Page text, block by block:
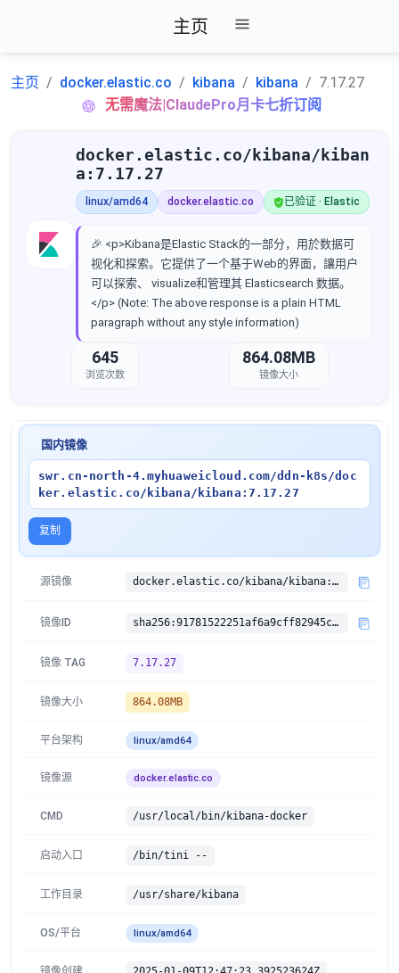
主页
主页 docker.elastic.co kibana kibana
7.17.27
无需魔法|ClaudePro月卡七折订阅
docker.elastic.co/kibana/kiban
a:7.17.27
linux/amd64 docker.elastic.co 已验证 · Elastic
🎉 <p>Kibana是Elastic Stack的一部分，用於数据可
视化和探索。它提供了一个基于Web的界面，讓用户
可以探索、 visualize和管理其 Elasticsearch 数据。
</p> (Note: The above response is a plain HTML
paragraph without any style information)
645
浏览次数
864.08MB
镜像大小
国内镜像
swr.cn-north-4.myhuaweicloud.com/ddn-k8s/doc
ker.elastic.co/kibana/kibana:7.17.27
复制
源镜像 docker.elastic.co/kibana/kibana:7.17.27
镜像ID sha256:91781522251af6a9cff82945ca107b17557e743d1e910678a433510451540168
镜像 TAG 7.17.27
镜像大小 864.08MB
平台架构 linux/amd64
镜像源 docker.elastic.co
CMD /usr/local/bin/kibana-docker
启动入口 /bin/tini --
工作目录 /usr/share/kibana
OS/平台 linux/amd64